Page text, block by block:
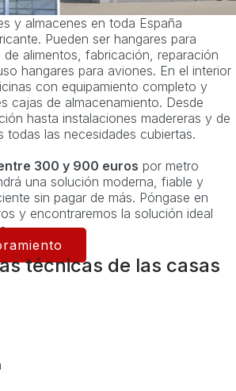
y almacenes en toda España
Pueden ser hangares para
alimentos, fabricación, reparación
hangares para aviones. En el interior
con equipamiento completo y
cajas de almacenamiento. Desde
hasta instalaciones madereras y de
todas las necesidades cubiertas.
300 y 900 euros por metro
una solución moderna, fiable y
sin pagar de más. Póngase en
y encontraremos la solución ideal
técnicas de las casas